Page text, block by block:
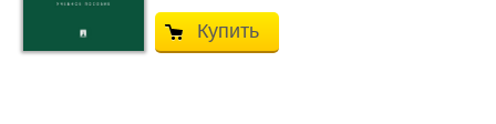
Купить